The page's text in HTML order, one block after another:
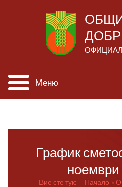
Меню
График
ноември
Вие сте тук: Начало